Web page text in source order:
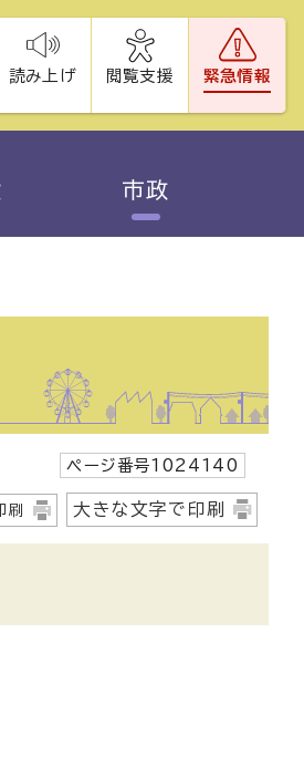
読み上げ 閲覧支援 緊急情報
市政
ページ番号1024140
刷 大きな文字で印刷